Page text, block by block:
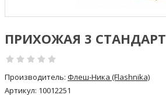
ПРИХОЖАЯ 3 СТАНДАРТ
Производитель: Флеш-Ника (Flashnika)
Артикул: 10012251